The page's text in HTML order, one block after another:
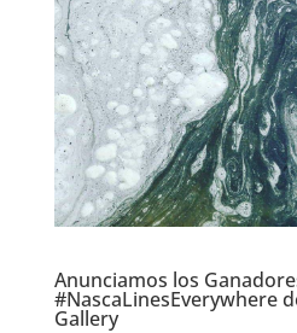
Anunciamos los
#NascaLinesEverywhere
Gallery